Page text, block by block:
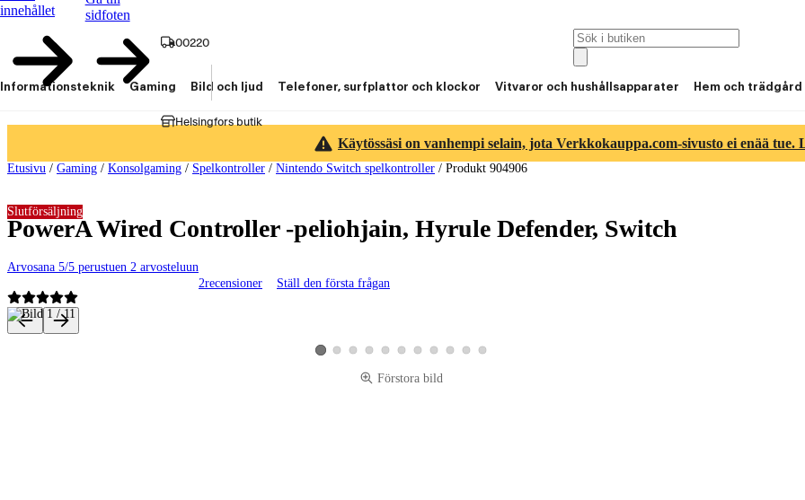
innehållet
sidfoten
00220
Helsingfors butik
Informationsteknik Gaming Bild och ljud Telefoner, surfplattor och klockor Vitvaror och hushållsapparater Hem och trädgård
Käytössäsi on vanhempi selain, jota Verkkokauppa.com-sivusto ei enää tue.
Etusivu / Gaming / Konsolgaming / Spelkontroller / Nintendo Switch spelkontroller / Produkt 904906
PowerA Wired Controller -peliohjain, Hyrule Defender, Switch
Arvosana 5/5 perustuen 2 arvosteluun
2recensioner Ställ den första frågan
Slutförsäljning
Produktbilder och videor
Visa produktbild 1
Visa produktbild 2
Visa produktbild 3
Visa produktbild 4
Visa produktbild 5
Visa produktbild 6
Visa produktbild 7
Visa produktbild 8
Visa produktbild 9
Visa produktbild 10
Visa produktbild 11
Förstora bild